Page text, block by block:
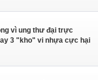
vì ung thư đại trực
3 "kho" vi nhựa cực hại